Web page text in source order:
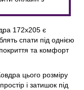
172х205 є
спати під однією
та комфорт
цього розміру
і затишок під